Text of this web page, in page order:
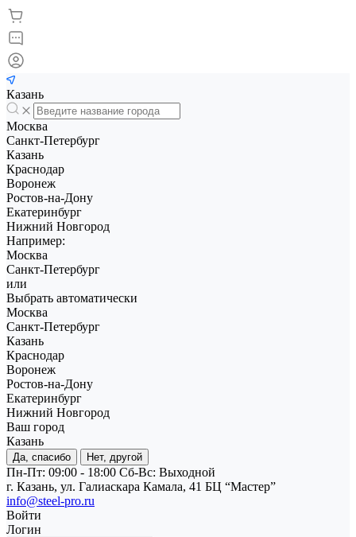
Казань
Москва
Санкт-Петербург
Казань
Краснодар
Воронеж
Ростов-на-Дону
Екатеринбург
Нижний Новгород
Например:
Москва
Санкт-Петербург
или
Выбрать автоматически
Москва
Санкт-Петербург
Казань
Краснодар
Воронеж
Ростов-на-Дону
Екатеринбург
Нижний Новгород
Ваш город
Казань
Да, спасибо Нет, другой
Пн-Пт: 09:00 - 18:00 Cб-Вс: Выходной
г. Казань, ул. Галиаскара Камала, 41 БЦ “Мастер”
info@steel-pro.ru
Войти
Логин